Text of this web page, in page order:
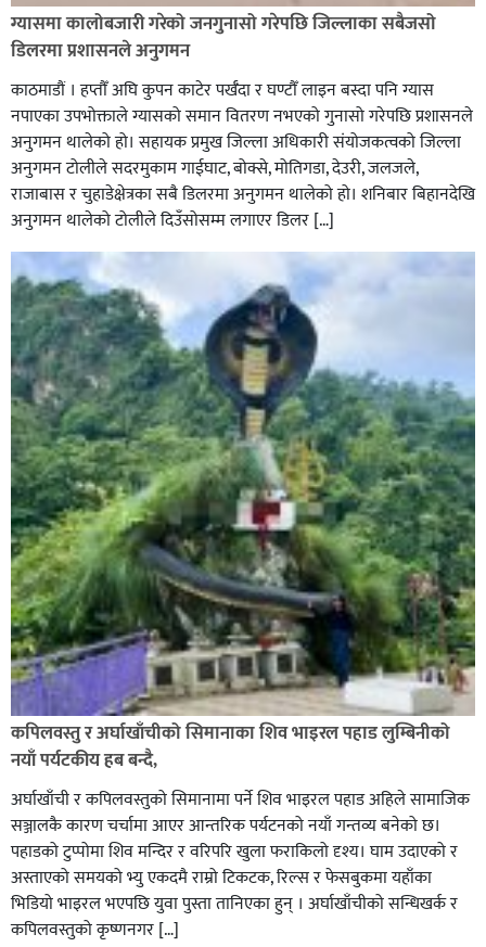
बनाऔँ अभियानमा मेरो पनि साथ कमल ओली
सल्यानमा शिकार खेल्ने क्रममा बन्दुकबाट गोली चल्दा १ जनाको
मृत्यु सँगै शिकार खेल्न गएका ६ जना पक्राउ,
ग्यासमा कालोबजारी गरेको जनगुनासो गरेपछि जिल्लाका सबैजसो
डिलरमा प्रशासनले अनुगमन
काठमाडौं । हप्तौँ अघि कुपन काटेर पर्खँदा र घण्टौँ लाइन बस्दा पनि ग्यास
नपाएका उपभोक्ताले ग्यासको समान वितरण नभएको गुनासो गरेपछि प्रशासनले
अनुगमन थालेको हो। सहायक प्रमुख जिल्ला अधिकारी संयोजकत्वको जिल्ला
अनुगमन टोलीले सदरमुकाम गाईघाट, बोक्से, मोतिगडा, देउरी, जलजले,
राजाबास र चुहाडेक्षेत्रका सबै डिलरमा अनुगमन थालेको हो। शनिबार बिहानदेखि
अनुगमन थालेको टोलीले दिउँसोसम्म लगाएर डिलर […]
कपिलवस्तु र अर्घाखाँचीको सिमानाका शिव भाइरल पहाड लुम्बिनीको
नयाँ पर्यटकीय हब बन्दै,
अर्घाखाँची र कपिलवस्तुको सिमानामा पर्ने शिव भाइरल पहाड अहिले सामाजिक
सञ्जालकै कारण चर्चामा आएर आन्तरिक पर्यटनको नयाँ गन्तव्य बनेको छ।
पहाडको टुप्पोमा शिव मन्दिर र वरिपरि खुला फराकिलो दृश्य। घाम उदाएको र
अस्ताएको समयको भ्यु एकदमै राम्रो टिकटक, रिल्स र फेसबुकमा यहाँका
भिडियो भाइरल भएपछि युवा पुस्ता तानिएका हुन् । अर्घाखाँचीको सन्धिखर्क र
कपिलवस्तुको कृष्णनगर […]